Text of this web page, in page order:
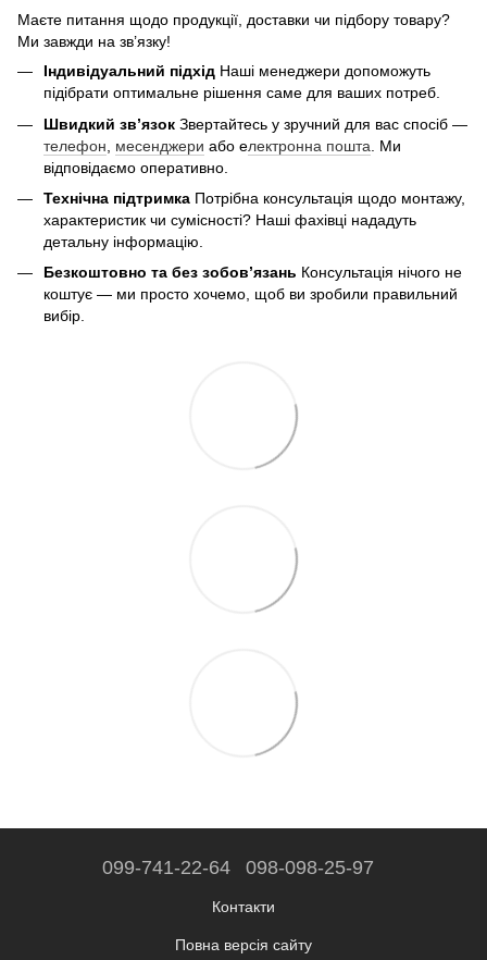
Маєте питання щодо продукції, доставки чи підбору товару?
Ми завжди на зв’язку!
Індивідуальний підхід Наші менеджери допоможуть
підібрати оптимальне рішення саме для ваших потреб.
Швидкий зв’язок Звертайтесь у зручний для вас спосіб —
телефон
месенджери або електронна пошта . Ми
відповідаємо оперативно.
Технічна підтримка Потрібна консультація щодо монтажу,
характеристик чи сумісності? Наші фахівці нададуть
детальну інформацію.
Безкоштовно та без зобов’язань Консультація нічого не
коштує — ми просто хочемо, щоб ви зробили правильний
вибір.
099-741-22-64 098-098-25-97
Контакти
Повна версія сайту